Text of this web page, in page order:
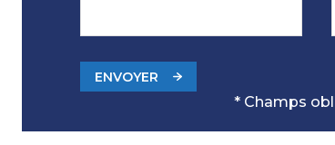
ENVOYER
* Champs